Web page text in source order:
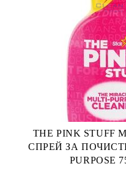
THE PINK
СПРЕЙ ЗА
PURPOSE